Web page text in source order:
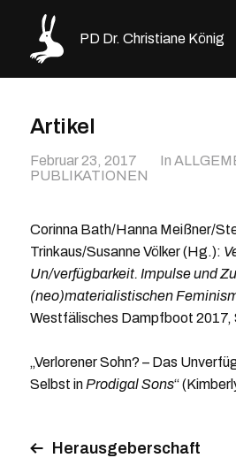
PD Dr. Christiane König
Artikel
Februar 23, 2017 In
PUBLIKATIONEN
Corinna Bath/Hanna Meißner/
Trinkaus/Susanne Völker (Hg.):
Un/verfügbarkeit. Impulse und
(neo)materialistischen
Westfälisches Dampfboot 2017,
„Verlorener Sohn? – Das
Selbst in Prodigal Sons“
Herausgeberschaft